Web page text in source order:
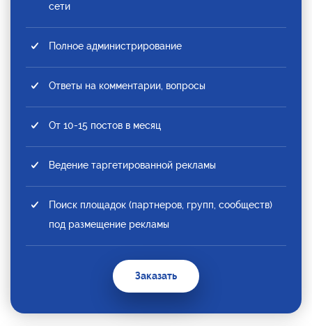
сети
Полное администрирование
Ответы на комментарии, вопросы
От 10-15 постов в месяц
Ведение таргетированной рекламы
Поиск площадок (партнеров, групп, сообществ)
под размещение рекламы
Заказать